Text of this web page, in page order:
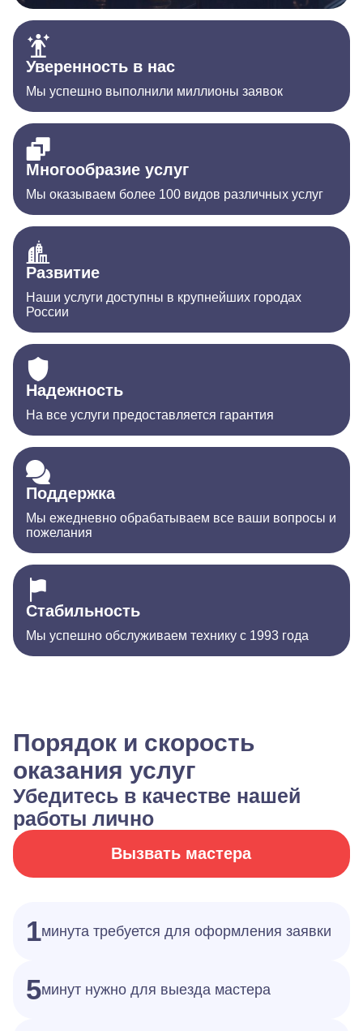
Уверенность в нас
Мы успешно выполнили миллионы заявок
Многообразие услуг
Мы оказываем более 100 видов различных услуг
Развитие
Наши услуги доступны в крупнейших городах
России
Надежность
На все услуги предоставляется гарантия
Поддержка
Мы ежедневно обрабатываем все ваши вопросы и
пожелания
Стабильность
Мы успешно обслуживаем технику с 1993 года
Порядок и скорость
оказания услуг
Убедитесь в качестве нашей
работы лично
Вызвать мастера
1минута требуется для оформления заявки
5минут нужно для выезда мастера